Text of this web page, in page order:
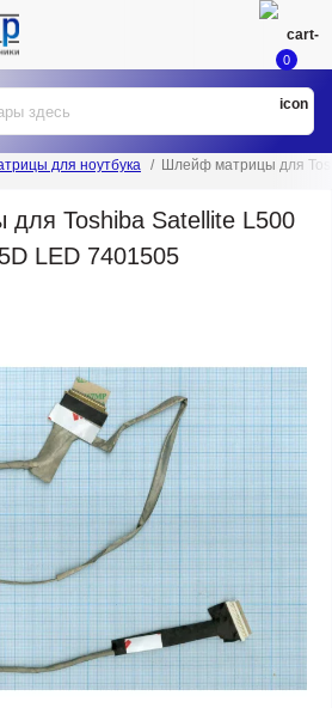
0
для ноутбука Шлейф матрицы для
Toshiba Satellite L500
LED 7401505